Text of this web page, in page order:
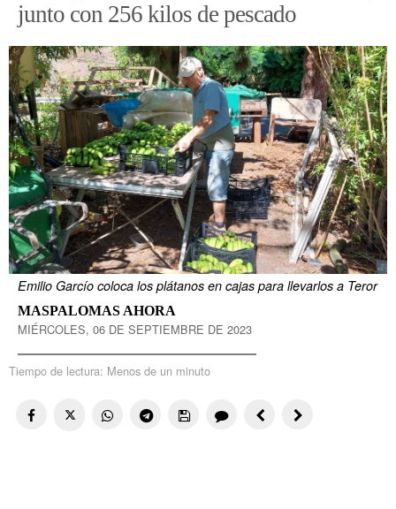
junto con 256 kilos de pescado
Emilio Garcío coloca los plátanos en cajas para llevarlos a Teror
MASPALOMAS AHORA
MIÉRCOLES, 06 DE SEPTIEMBRE DE 2023
Tiempo de lectura: Menos de un minuto